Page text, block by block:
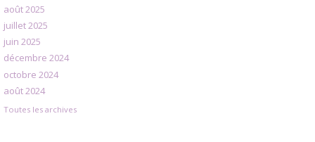
août 2025
juillet 2025
juin 2025
décembre 2024
octobre 2024
août 2024
Toutes les archives